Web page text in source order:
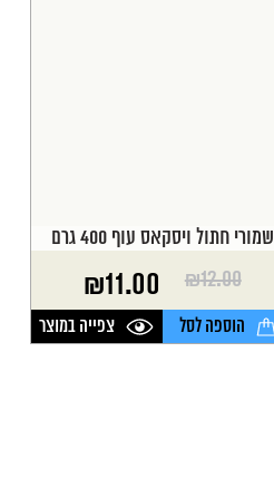
שמורי חתול ויסקאס עוף 400 גרם
₪12.00
המחיר
המקורי
היה:
₪11.00
המחיר
הנוכחי
הוא:
הוספה לסל צפייה במוצר